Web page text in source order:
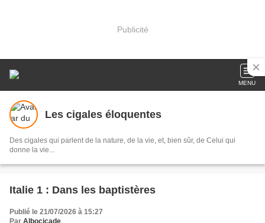
Publicité
MENU
Les cigales éloquentes
Des cigales qui parlent de la nature, de la vie, et, bien sûr, de Celui qui
donne la vie...
Italie 1 : Dans les baptistères
Publié le 21/07/2026 à 15:27
Par Albocicade